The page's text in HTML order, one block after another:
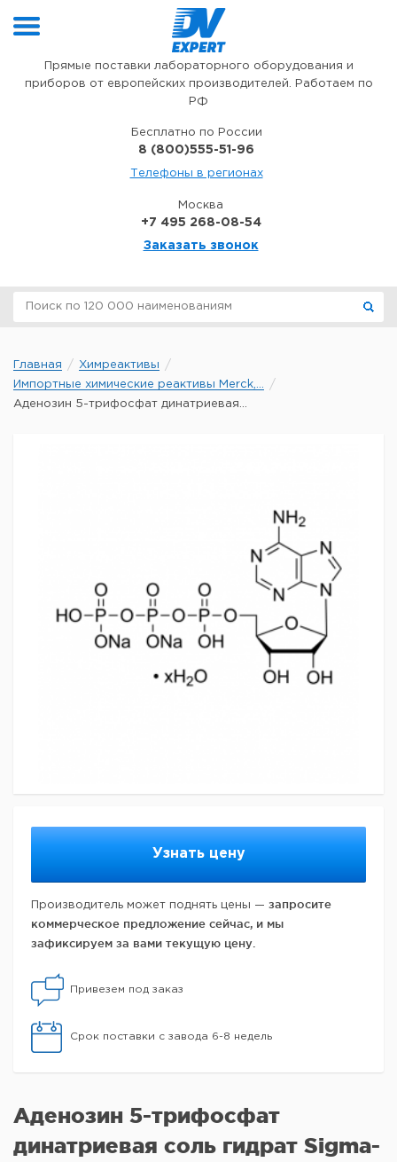
Прямые поставки лабораторного оборудования и
приборов от европейских производителей. Работаем по
РФ
Бесплатно по России
8 (800)555-51-96
Телефоны в регионах
Москва
+7 495 268-08-54
Заказать звонок
Главная
Химреактивы
Импортные химические реактивы Merck,...
Аденозин 5-трифосфат динатриевая...
Узнать цену
Производитель может поднять цены — запросите
коммерческое предложение сейчас, и мы
зафиксируем за вами текущую цену.
Привезем под заказ
Срок поставки с завода 6-8 недель
Аденозин 5-трифосфат
динатриевая соль гидрат Sigma-